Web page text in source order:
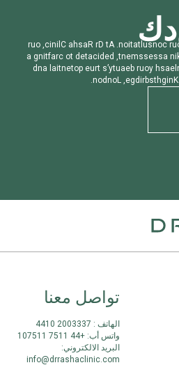
دك u
r
c
o
n
s
u
t
a
t
i
o
n
.
A
t
D
r
R
a
s
h
a
C
i
n
i
c
,
o
u
r
i
n
a
s
s
e
s
s
m
e
n
t
,
d
e
d
i
c
a
t
e
d
t
o
c
r
a
f
t
i
n
g
a
l
e
a
s
h
y
o
u
r
b
e
a
u
t
y
’
s
t
r
u
e
p
o
t
e
n
t
i
a
a
n
d
K
n
i
g
h
t
s
b
r
i
d
g
e
,
L
o
n
d
o
n
.
تواصل معنا
الهاتف : 2003337 4410
واتس أب: +44 7511 107511
البريد الالكتروني:
info@drrashaclinic.com